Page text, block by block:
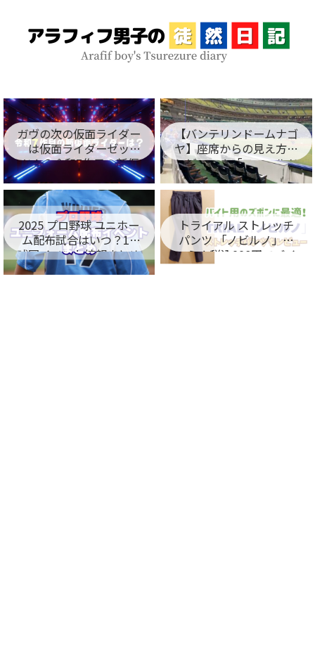
ガヴの次の仮面ライダー
は仮面ライダーゼッ
ツ！？令和7作目の新仮
面ライダー名が判明！
【バンテリンドームナゴ
ヤ】座席からの見え方を
レビュー！「フィールド
シート編」
2025 プロ野球 ユニホー
ム配布試合はいつ？12
球団イベント情報まとめ
トライアル ストレッチ
パンツ 「ノビルノ」口
コミ！税込998円でバイ
ト用のズボンに最適！